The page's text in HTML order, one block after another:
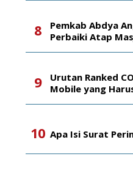
Pemkab Abdya
Perbaiki Atap
Urutan Ranked
Mobile yang
Apa Isi Surat